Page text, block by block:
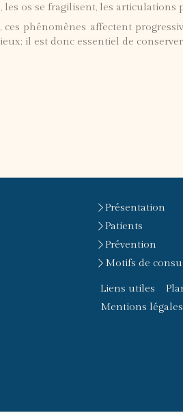
les os se fragilisent, les
ces phénomènes affectent
il est donc essentiel de
Présentation
Patients
Prévention
Motifs de
Liens utiles
Mentions légales